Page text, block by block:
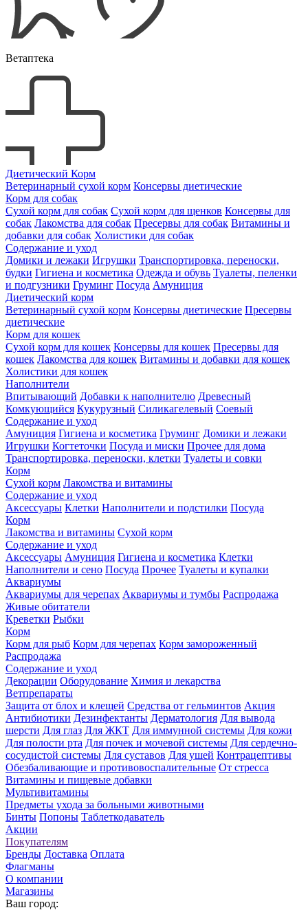
Ветаптека
Диетический Корм
Ветеринарный сухой корм Консервы диетические
Корм для собак
Сухой корм для собак Сухой корм для щенков Консервы для
собак Лакомства для собак Пресервы для собак Витамины и
добавки для собак Холистики для собак
Содержание и уход
Домики и лежаки Игрушки Транспортировка, переноски,
будки Гигиена и косметика Одежда и обувь Туалеты, пеленки
и подгузники Груминг Посуда Амуниция
Диетический корм
Ветеринарный сухой корм Консервы диетические Пресервы
диетические
Корм для кошек
Сухой корм для кошек Консервы для кошек Пресервы для
кошек Лакомства для кошек Витамины и добавки для кошек
Холистики для кошек
Наполнители
Впитывающий Добавки к наполнителю Древесный
Комкующийся Кукурузный Силикагелевый Соевый
Содержание и уход
Амуниция Гигиена и косметика Груминг Домики и лежаки
Игрушки Когтеточки Посуда и миски Прочее для дома
Транспортировка, переноски, клетки Туалеты и совки
Корм
Сухой корм Лакомства и витамины
Содержание и уход
Аксессуары Клетки Наполнители и подстилки Посуда
Корм
Лакомства и витамины Сухой корм
Содержание и уход
Аксессуары Амуниция Гигиена и косметика Клетки
Наполнители и сено Посуда Прочее Туалеты и купалки
Аквариумы
Аквариумы для черепах Аквариумы и тумбы Распродажа
Живые обитатели
Креветки Рыбки
Корм
Корм для рыб Корм для черепах Корм замороженный
Распродажа
Содержание и уход
Декорации Оборудование Химия и лекарства
Ветпрепараты
Защита от блох и клещей Средства от гельминтов Акция
Антибиотики Дезинфектанты Дерматология Для вывода
шерсти Для глаз Для ЖКТ Для иммунной системы Для кожи
Для полости рта Для почек и мочевой системы Для сердечно-
сосудистой системы Для суставов Для ушей Контрацептивы
Обезбаливающие и противовоспалительные От стресса
Витамины и пищевые добавки
Мультивитамины
Предметы ухода за больными животными
Бинты Попоны Таблеткодаватель
Акции
Покупателям
Бренды Доставка Оплата
Флагманы
О компании
Магазины
Ваш город: